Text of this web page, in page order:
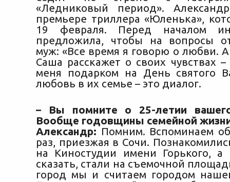
«Ледниковый период».
премьере триллера «Юленька»,
19 февраля. Перед началом
предложила, чтобы на вопросы
муж: «Все время я говорю о любви. А
Саша расскажет о своих чувствах
меня подарком на День святого
любовь в их семье – это диалог.
– Вы помните о 25-летии вашего
Вообще годовщины семейной
Александр: Помним. Вспоминаем
раз, приезжая в Сочи.
на Киностудии имени Горького, а
сказать, стали на съемочной
город мы и считаем городом